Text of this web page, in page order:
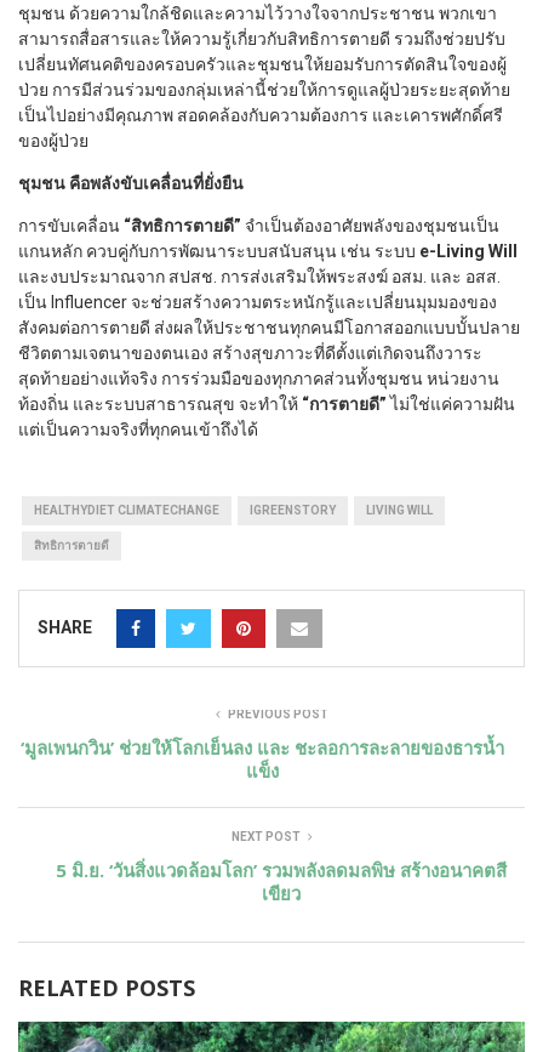
ชุมชน ด้วยความใกล้ชิดและความไว้วางใจจากประชาชน พวกเขา
สามารถสื่อสารและให้ความรู้เกี่ยวกับสิทธิการตายดี รวมถึงช่วยปรับ
เปลี่ยนทัศนคติของครอบครัวและชุมชนให้ยอมรับการตัดสินใจของผู้
ป่วย การมีส่วนร่วมของกลุ่มเหล่านี้ช่วยให้การดูแลผู้ป่วยระยะสุดท้าย
เป็นไปอย่างมีคุณภาพ สอดคล้องกับความต้องการ และเคารพศักดิ์ศรี
ของผู้ป่วย
ชุมชน คือพลังขับเคลื่อนที่ยั่งยืน
การขับเคลื่อน “สิทธิการตายดี” จำเป็นต้องอาศัยพลังของชุมชนเป็น
แกนหลัก ควบคู่กับการพัฒนาระบบสนับสนุน เช่น ระบบ e-Living Will
และงบประมาณจาก สปสช. การส่งเสริมให้พระสงฆ์ อสม. และ อสส.
เป็น Influencer จะช่วยสร้างความตระหนักรู้และเปลี่ยนมุมมองของ
สังคมต่อการตายดี ส่งผลให้ประชาชนทุกคนมีโอกาสออกแบบบั้นปลาย
ชีวิตตามเจตนาของตนเอง สร้างสุขภาวะที่ดีตั้งแต่เกิดจนถึงวาระ
สุดท้ายอย่างแท้จริง การร่วมมือของทุกภาคส่วนทั้งชุมชน หน่วยงาน
ท้องถิ่น และระบบสาธารณสุข จะทำให้ “การตายดี”ไม่ใช่แค่ความฝัน
แต่เป็นความจริงที่ทุกคนเข้าถึงได้
HEALTHYDIET CLIMATECHANGE IGREENSTORY LIVING WILL
สิทธิการตายดี
SHARE
PREVIOUS POST
‘มูลเพนกวิน’ ช่วยให้โลกเย็นลง และ ชะลอการละลายของธารน้ำ
แข็ง
NEXT POST
5 มิ.ย. ‘วันสิ่งแวดล้อมโลก’ รวมพลังลดมลพิษ สร้างอนาคตสี
เขียว
RELATED POSTS